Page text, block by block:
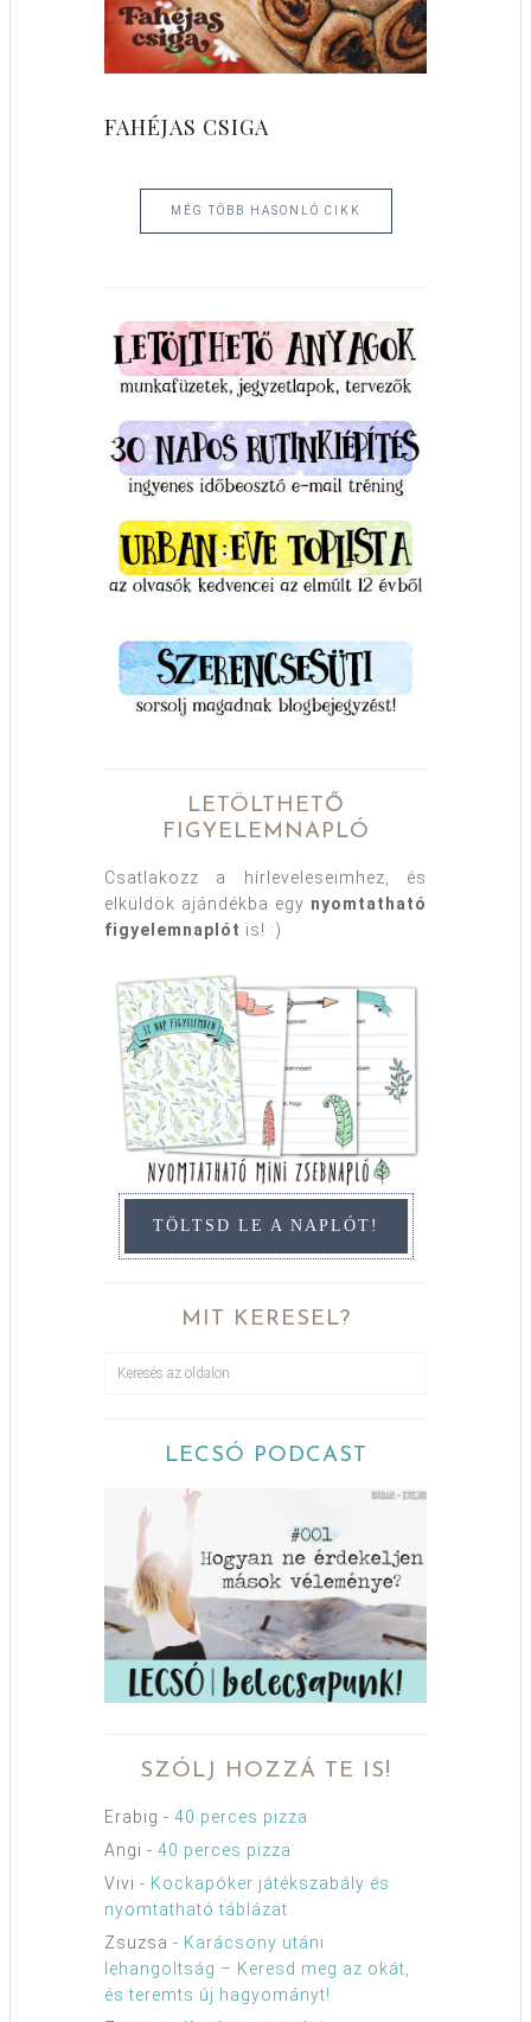
FAHÉJAS CSIGA
MÉG TÖBB HASONLÓ CIKK
LETÖLTHETŐ
FIGYELEMNAPLÓ
Csatlakozz a hírleveleseimhez, és
elküldök ajándékba egy nyomtatható
figyelemnaplót is! :)
TÖLTSD LE A NAPLÓT!
MIT KERESEL?
LECSÓ PODCAST
SZÓLJ HOZZÁ TE IS!
Erabig - 40 perces pizza
Angi - 40 perces pizza
Vivi - Kockapóker játékszabály és
nyomtatható táblázat
Zsuzsa - Karácsony utáni
lehangoltság – Keresd meg az okát,
és teremts új hagyományt!